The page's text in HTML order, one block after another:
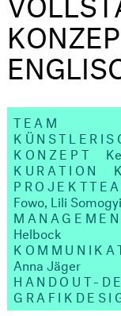
TEAM
KONZEPT
KURATION
Fowo, Lili Somogyi
Helbock
Anna Jäger
HANDOUT-